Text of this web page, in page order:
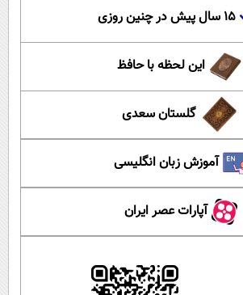
۱۵ سال پیش در چنین روزی
این لحظه با حافظ
گلستان سعدی
آموزش زبان انگلیسی
آپارات عصر ایران